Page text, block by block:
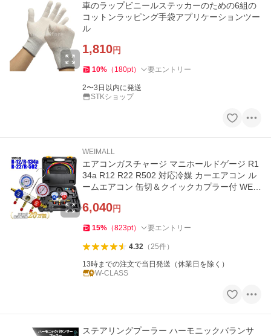
車のラップビニールステッカーのための6組の
コットンラッピング手袋アプリケーションツー
ル
1,810円
10% （ 180pt） 要エントリー
2〜3日以内に発送
STKショップ
WEIMALL
エアコンガスチャージ マニホールドゲージ R1
34a R12 R22 R502 対応冷媒 カーエアコン ル
ームエアコン 缶切＆クイックカプラー付 WEI
6,040円
15% （823pt） 要エントリー
4.32（25件）
13時までの注文で当日発送（休業日を除く）
W-CLASS
ステアリングプーラー ハーモニックバランサ